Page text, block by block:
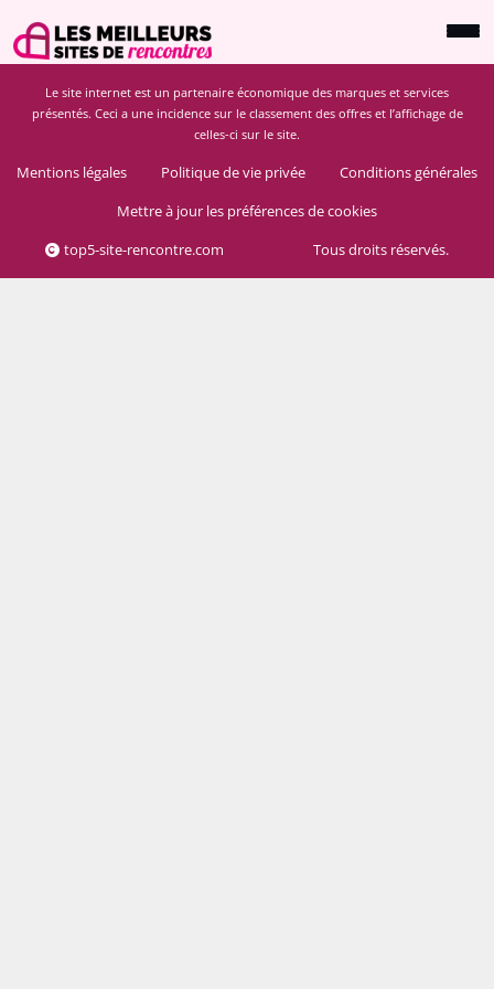
Le site internet est un partenaire économique des marques et services
présentés. Ceci a une incidence sur le classement des offres et l’affichage de
celles-ci sur le site.
Mentions légales Politique de vie privée
Conditions générales
Mettre à jour les préférences de cookies
top5-site-rencontre.com
Tous droits réservés.